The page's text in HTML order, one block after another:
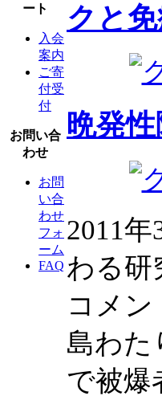
ート
入会
案内
ご寄
付受
付
お問い合
わせ
お問
い合
わせ
フォ
ーム
FAQ
クと
晩発
2011
わる研
コメ
島わた
で被爆